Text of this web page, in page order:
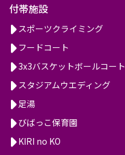
付帯施設
スポーツクライミング
フードコート
3x3バスケットボールコート
スタジアムウエディング
足湯
びばっこ保育園
KIRI no KO